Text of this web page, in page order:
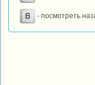
- посмотреть